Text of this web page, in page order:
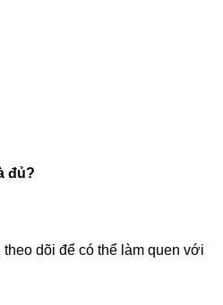
đủ?
dõi để có thể làm quen với